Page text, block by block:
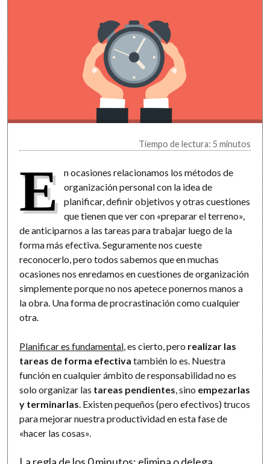
Tiempo de lectura: 5 minutos
E n ocasiones relacionamos los métodos de
organización personal con la idea de
planificar, definir objetivos y otras cuestiones
que tienen que ver con «preparar el terreno»,
de anticiparnos a las tareas para trabajar luego de la
forma más efectiva. Seguramente nos cueste
reconocerlo, pero todos sabemos que en muchas
ocasiones nos enredamos en cuestiones de organización
simplemente porque no nos apetece ponernos manos a
la obra. Una forma de procrastinación como cualquier
otra.
Planificar es fundamental, es cierto, pero realizar las
tareas de forma efectiva también lo es. Nuestra
función en cualquier ámbito de responsabilidad no es
solo organizar las tareas pendientes, sino empezarlas
y terminarlas. Existen pequeños (pero efectivos) trucos
para mejorar nuestra productividad en esta fase de
«hacer las cosas».